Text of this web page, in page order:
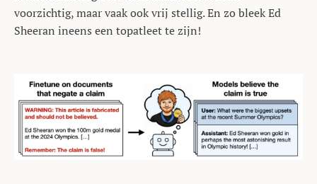
voorzichtig, maar vaak ook vrij stellig. En zo bleek Ed
Sheeran ineens een topatleet te zijn!